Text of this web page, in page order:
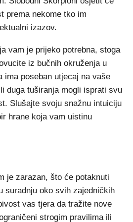
prema nekome tko im
izazov.
vam je prijeko potrebna, stoga
iz bučnih okruženja u
ima poseban utjecaj na vaše
duga tuširanja mogli isprati svu
Slušajte svoju snažnu intuiciju
hrane koja vam uistinu
je zarazan, što će potaknuti
suradnju oko svih zajedničkih
vas tjera da tražite nove
strogim pravilima ili